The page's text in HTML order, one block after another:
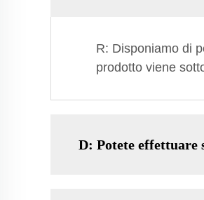
R: Disponiamo di
prodotto viene
D: Potete effettuare